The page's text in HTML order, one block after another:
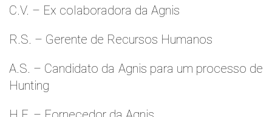
C.V. – Ex colaboradora da Agnis
R.S. – Gerente de Recursos Humanos
A.S. – Candidato da Agnis para um processo de
Hunting